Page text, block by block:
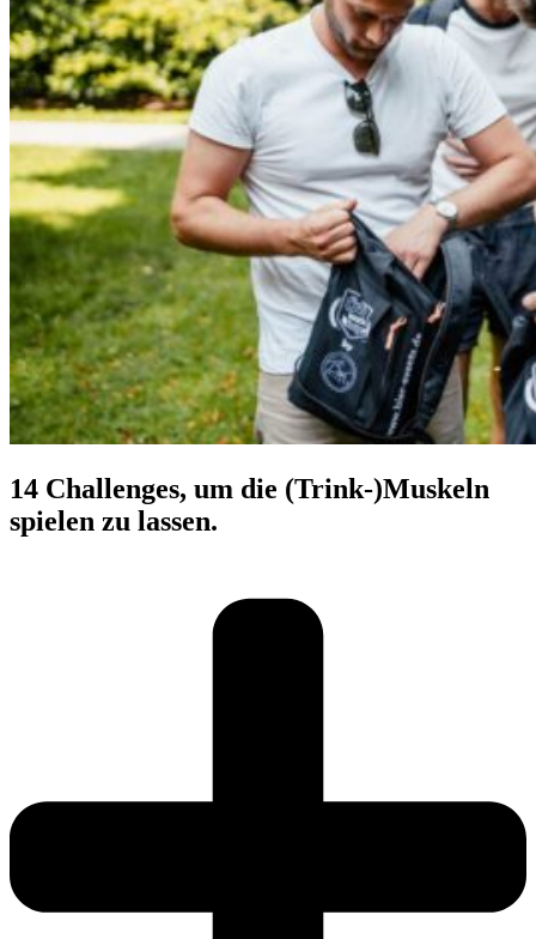
14 Chal­lenges, um die (Trink-)Muskeln
spielen zu lassen.